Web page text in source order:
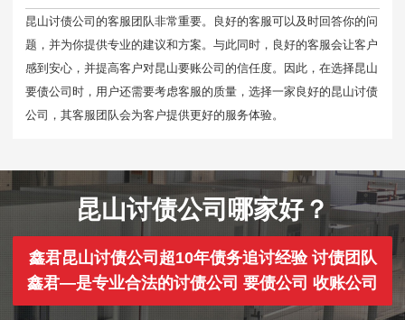
昆山讨债公司的客服团队非常重要。良好的客服可以及时回答你的问
题，并为你提供专业的建议和方案。与此同时，良好的客服会让客户
感到安心，并提高客户对昆山要账公司的信任度。因此，在选择昆山
要债公司时，用户还需要考虑客服的质量，选择一家良好的昆山讨债
公司，其客服团队会为客户提供更好的服务体验。
昆山讨债公司哪家好？
鑫君昆山讨债公司超10年债务追讨经验 讨债团队
鑫君—是专业合法的讨债公司 要债公司 收账公司